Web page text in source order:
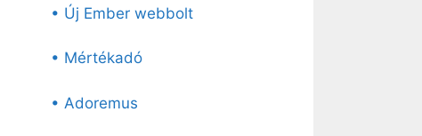
• Új Ember webbolt
• Mértékadó
• Adoremus